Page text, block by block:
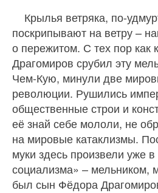
Крылья ветряка, по-
поскрипывают на ветру –
о пережитом. С тех пор как
Драгомиров срубил эту
Чем-Кую, минули две
революции. Рушились
общественные строи и
её знай себе мололи, не
на мировые катаклизмы.
муки здесь произвели уже в
социализма» – мельником,
был сын Фёдора